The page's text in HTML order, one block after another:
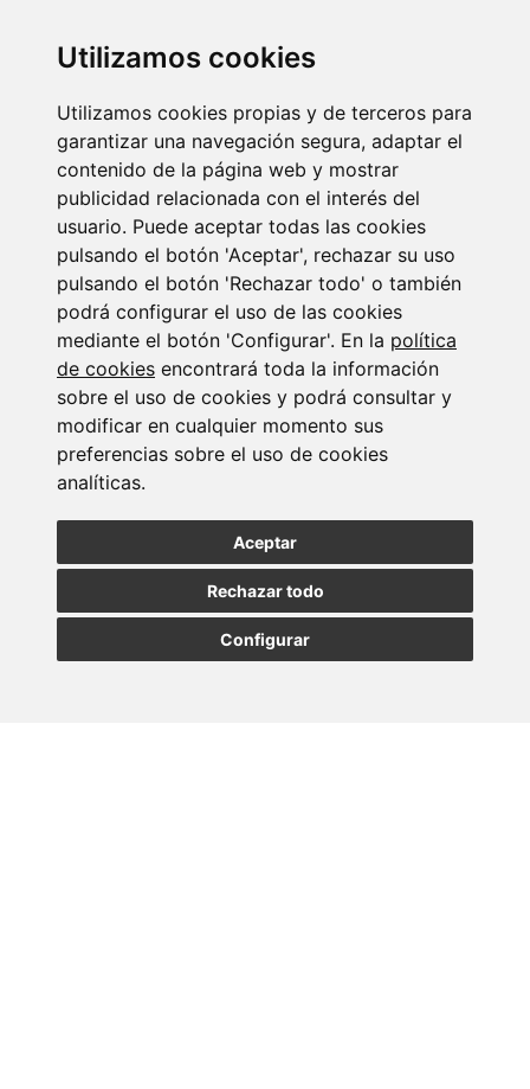
Utilizamos cookies
Utilizamos cookies propias y de terceros para
garantizar una navegación segura, adaptar el
contenido de la página web y mostrar
publicidad relacionada con el interés del
usuario. Puede aceptar todas las cookies
pulsando el botón 'Aceptar', rechazar su uso
pulsando el botón 'Rechazar todo' o también
podrá configurar el uso de las cookies
mediante el botón 'Configurar'. En la política
de cookies encontrará toda la información
sobre el uso de cookies y podrá consultar y
modificar en cualquier momento sus
preferencias sobre el uso de cookies
analíticas.
Aceptar
Rechazar todo
Configurar
Newsletter Insolvencias y Situaciones Especiales
14/07/2026
Suscribirse a la
newsletter
Entérate de nuestras últimas noticias
SUSCRIBIRSE